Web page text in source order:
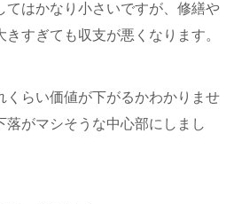
てはかなり小さいですが、修繕や
すぎても収支が悪くなります。
くらい価値が下がるかわかりませ
落がマシそうな中心部にしまし